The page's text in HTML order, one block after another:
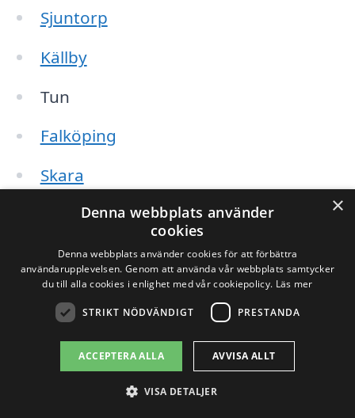
Sjuntorp
Källby
Tun
Falköping
Skara
Götaland
Länghem
Häggum
Genom vår plattform kan du enkelt
×
Denna webbplats använder
cookies
Denna webbplats använder cookies för att förbättra
användarupplevelsen. Genom att använda vår webbplats samtycker
du till alla cookies i enlighet med vår cookiepolicy. Läs mer
STRIKT NÖDVÄNDIGT PRESTANDA
ACCEPTERA ALLA AVVISA ALLT
VISA DETALJER